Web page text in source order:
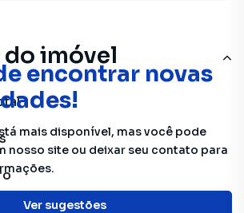
encontrar novas
mais disponível, mas você pode
nosso site ou deixar seu contato para
Ver sugestões
imóvel